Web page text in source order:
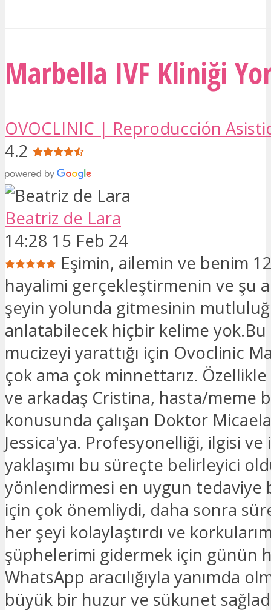
Marbella IVF Kliniği
OVOCLINIC | Reproducción
4.2
Beatriz de Lara
14:28 15 Feb 24
Eşimin, ailemin ve benim
hayalimi gerçekleştirmenin ve şu
şeyin yolunda gitmesinin
anlatabilecek hiçbir kelime yok.Bu
mucizeyi yarattığı için Ovoclinic
çok ama çok minnettarız.
ve arkadaş Cristina, hasta/meme
konusunda çalışan Doktor
Jessica'ya. Profesyonelliği, ilgisi
yaklaşımı bu süreçte belirleyici
yönlendirmesi en uygun tedaviye
için çok önemliydi, daha sonra
her şeyi kolaylaştırdı ve
şüphelerimi gidermek için günün
WhatsApp aracılığıyla yanımda
büyük bir huzur ve sükunet